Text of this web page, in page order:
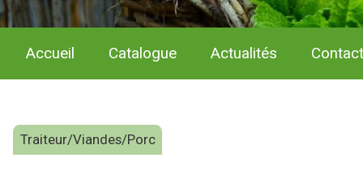
Accueil Catalogue Actualités Contact
Traiteur/Viandes/Porc